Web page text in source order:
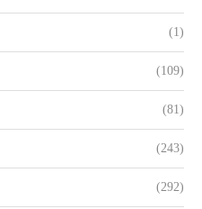
(1)
(109)
(81)
(243)
(292)